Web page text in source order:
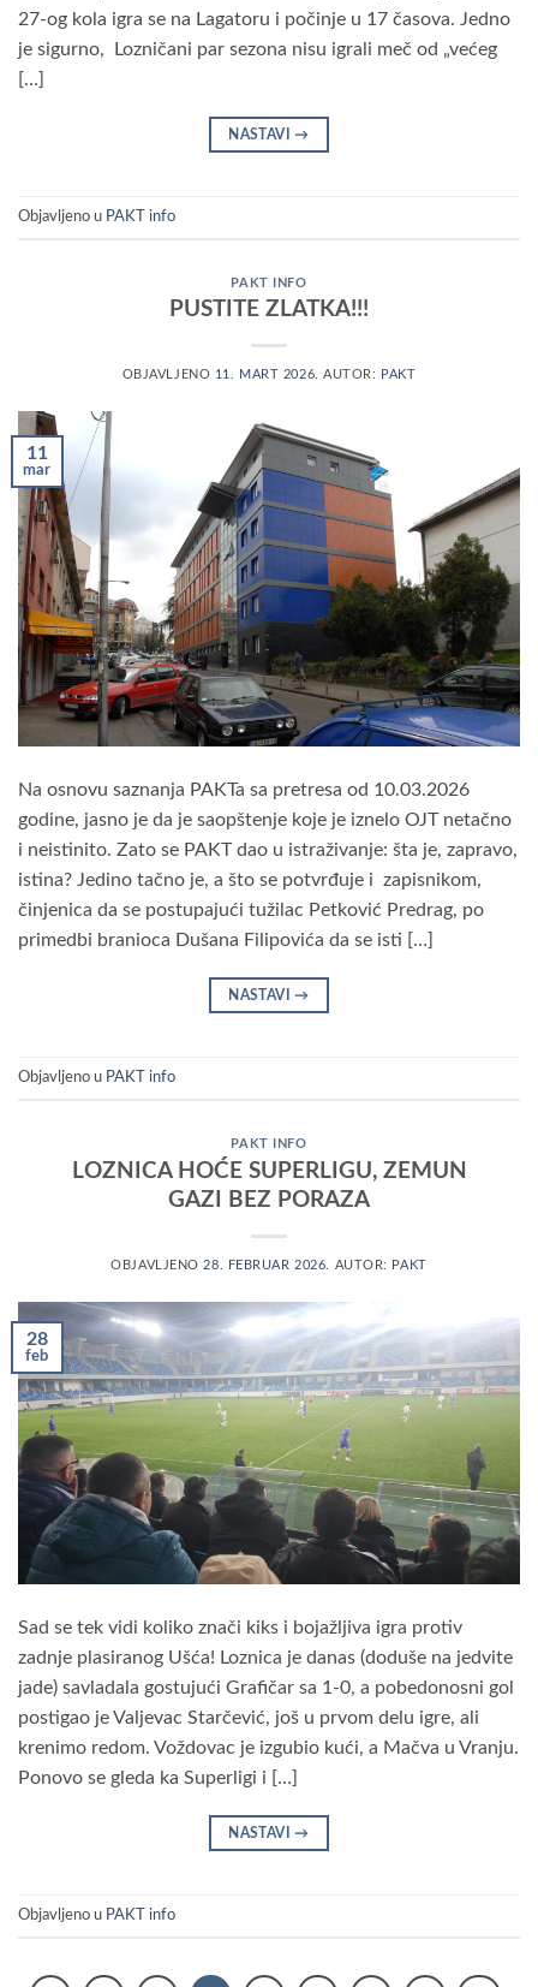
27-og kola igra se na Lagatoru i počinje u 17 časova. Jedno
je sigurno, Lozničani par sezona nisu igrali meč od „većeg
[…]
NASTAVI→
Objavljeno u PAKT info
PAKT INFO
PUSTITE ZLATKA!!!
OBJAVLJENO 11. MART 2026. AUTOR: PAKT
11
mar
Na osnovu saznanja PAKTa sa pretresa od 10.03.2026
godine, jasno je da je saopštenje koje je iznelo OJT netačno
i neistinito. Zato se PAKT dao u istraživanje: šta je, zapravo,
istina? Jedino tačno je, a što se potvrđuje i zapisnikom,
činjenica da se postupajući tužilac Petković Predrag, po
primedbi branioca Dušana Filipovića da se isti […]
NASTAVI→
Objavljeno u PAKT info
PAKT INFO
LOZNICA HOĆE SUPERLIGU, ZEMUN
GAZI BEZ PORAZA
OBJAVLJENO 28. FEBRUAR 2026. AUTOR: PAKT
28
feb
Sad se tek vidi koliko znači kiks i bojažljiva igra protiv
zadnje plasiranog Ušća! Loznica je danas (doduše na jedvite
jade) savladala gostujući Grafičar sa 1-0, a pobedonosni gol
postigao je Valjevac Starčević, još u prvom delu igre, ali
krenimo redom. Voždovac je izgubio kući, a Mačva u Vranju.
Ponovo se gleda ka Superligi i […]
NASTAVI→
Objavljeno u PAKT info